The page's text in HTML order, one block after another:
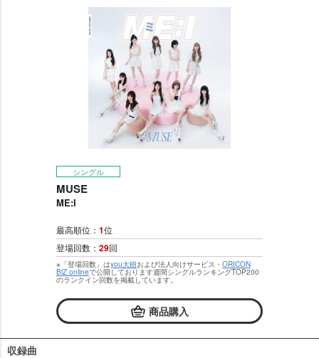
e
シングル
MUSE
ME:I
最高順位： 1位
登場回数： 29回
※「登場回数」はyou大樹および法人向けサービス・ ORICON
BiZ onlineで公開しております週間シングルランキングTOP200
のランクイン回数を掲載しています。
商品購入
収録曲